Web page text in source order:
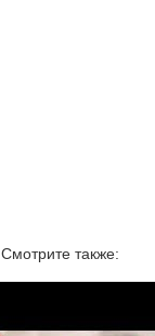
Смотрите также: